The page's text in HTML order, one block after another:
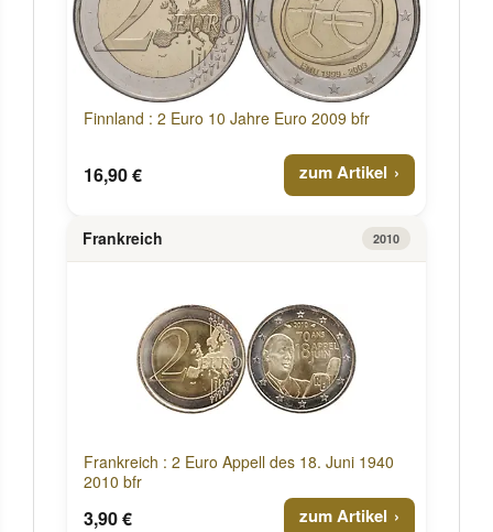
Finnland : 2 Euro 10 Jahre Euro 2009 bfr
16,90 € zum Artikel
Frankreich 2010
Frankreich : 2 Euro Appell des 18. Juni 1940
2010 bfr
3,90 € zum Artikel